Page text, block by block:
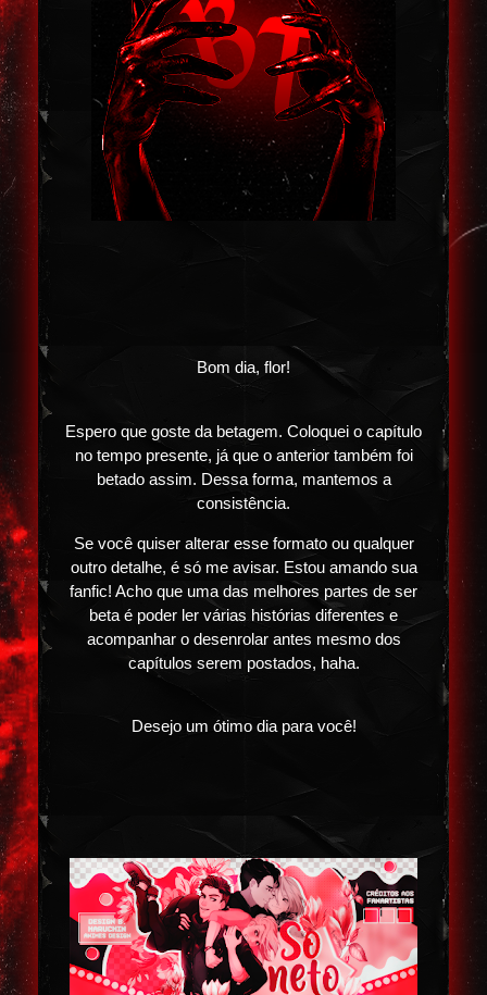
Bom dia, flor!
Espero que goste da betagem. Coloquei o capítulo
no tempo presente, já que o anterior também foi
betado assim. Dessa forma, mantemos a
consistência.
Se você quiser alterar esse formato ou qualquer
outro detalhe, é só me avisar. Estou amando sua
fanfic! Acho que uma das melhores partes de ser
beta é poder ler várias histórias diferentes e
acompanhar o desenrolar antes mesmo dos
capítulos serem postados, haha.
Desejo um ótimo dia para você!